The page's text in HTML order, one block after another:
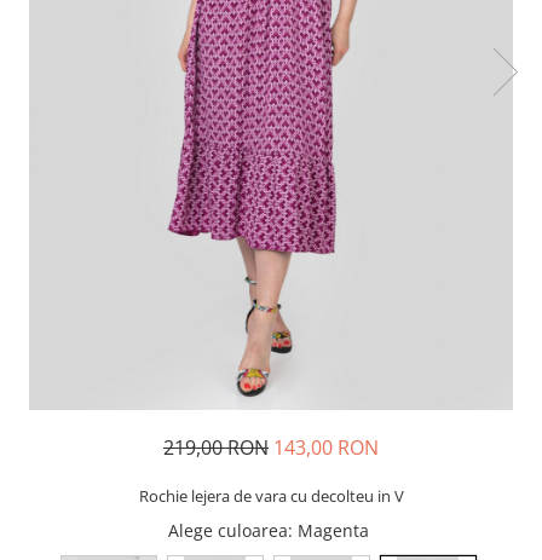
219,00 RON 143,00 RON
Rochie lejera de vara cu decolteu in V
Alege culoarea: Magenta